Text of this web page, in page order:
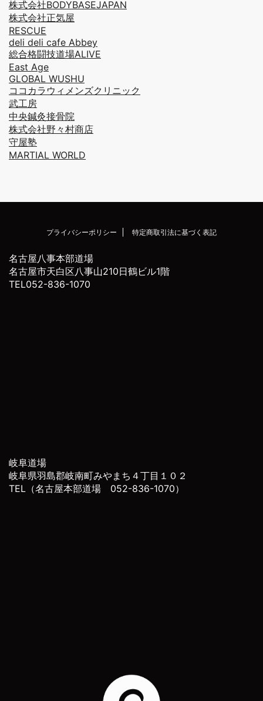
株式会社BODYBASEJAPAN
株式会社正気屋
RESCUE
deli deli cafe Abbey
総合格闘技道場ALIVE
East Age
GLOBAL WUSHU
ココカラウィメンズクリニック
武工房
中央鍼灸接骨院
株式会社野々村商店
守屋塾
MARTIAL WORLD
プライバシーポリシー 特定商取引法に基づく表記
名古屋八事本部道場
名古屋市天白区八事山210日鶴ビル1階
TEL052-836-1070
岐阜道場
岐阜県羽島郡岐南町みやまち４丁目１０２
TEL（名古屋本部道場 052-836-1070）